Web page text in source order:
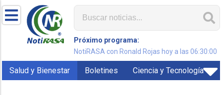
Próximo programa:
NotiRASA con Ronald Rojas hoy a las 06:30:00
Salud y Bienestar Boletines Ciencia y Tecnología